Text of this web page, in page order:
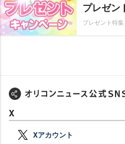
プレゼン
プレゼント特集
X
Xアカウント